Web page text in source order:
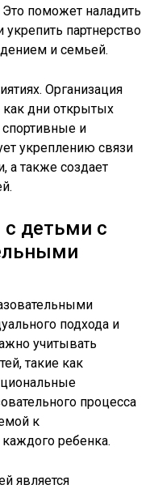
поможет наладить
партнерство
и семьей.
Организация
как дни открытых
спортивные и
укреплению связи
а также создает
детьми с
подхода и
учитывать
такие как
процесса
к
ребенка.
является